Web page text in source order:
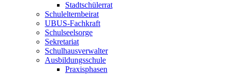
Stadtschülerrat
Schulelternbeirat
UBUS-Fachkraft
Schulseelsorge
Sekretariat
Schulhausverwalter
Ausbildungsschule
Praxisphasen